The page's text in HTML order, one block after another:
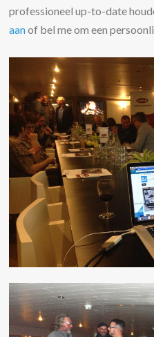
professioneel up-to-date
aanof bel me om een